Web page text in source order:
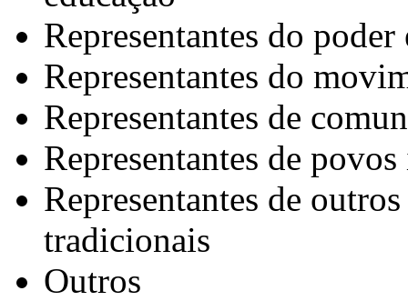
Representantes do
Representantes do
Representantes de
Representantes de
Representantes de
tradicionais
Outros